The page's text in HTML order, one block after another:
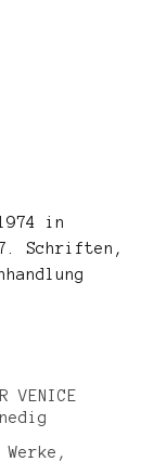
in
Schriften,
VENICE